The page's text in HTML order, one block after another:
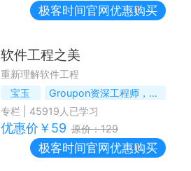
极客时间官网优惠购买
软件工程之美
重新理解软件工程
宝玉
Groupon资深工程师，微软最有价值专家
专栏
45919 人已学习
优惠价￥ 59 原价：129
极客时间官网优惠购买